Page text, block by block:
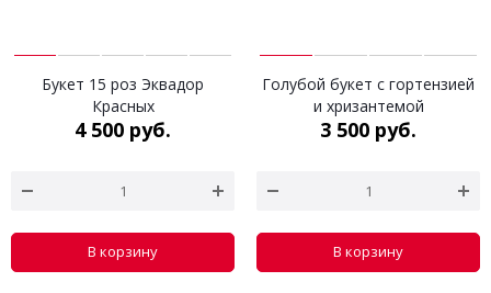
Букет 15 роз Эквадор
Красных
4 500 руб.
В корзину
Голубой букет c гортензией
и хризантемой
3 500 руб.
В корзину